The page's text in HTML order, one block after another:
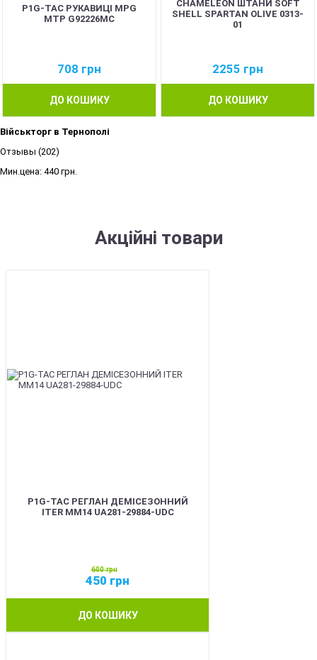
P1G-TAC РУКАВИЦІ MPG
MTP G92226MC
708 грн
ДО КОШИКУ
CHAMELEON ШТАНИ SOFT
SHELL SPARTAN OLIVE 0313-
01
2255 грн
ДО КОШИКУ
Військторг в Тернополі
Отзывы (202)
Мин.цена: 440 грн.
Акційні товари
P1G-TAC РЕГЛАН ДЕМІСЕЗОННИЙ
ITER ММ14 UA281-29884-UDC
600грн
450 грн
ДО КОШИКУ